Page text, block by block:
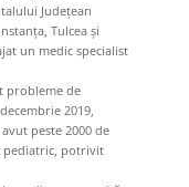
Județean
Tulcea și
un medic specialist
probleme de
2019,
peste 2000 de
pediatric, potrivit